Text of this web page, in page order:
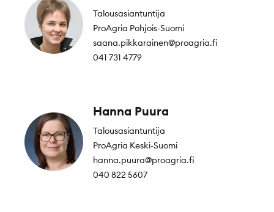
Talousasiantuntija
ProAgria Pohjois-Suomi
saana.pikkarainen@proagria.fi
041 731 4779
Hanna Puura
Talousasiantuntija
ProAgria Keski-Suomi
hanna.puura@proagria.fi
040 822 5607